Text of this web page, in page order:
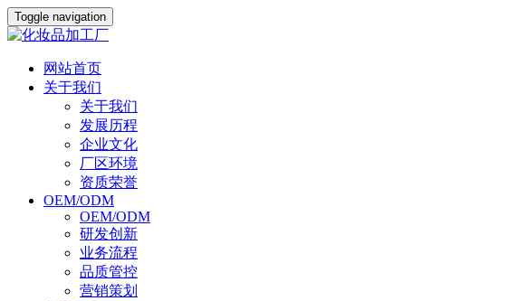
Toggle navigation
网站首页
关于我们
关于我们
发展历程
企业文化
厂区环境
资质荣誉
OEM/ODM
OEM/ODM
研发创新
业务流程
品质管控
营销策划